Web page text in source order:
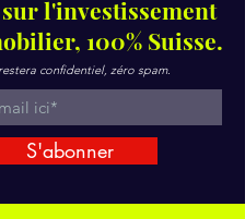
l'investissement
100% Suisse.
confidentiel, zéro spam.
S'abonner